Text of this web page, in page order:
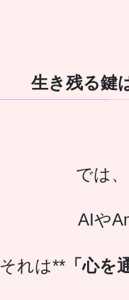
生き残る鍵
では
AIや
それは**「心を